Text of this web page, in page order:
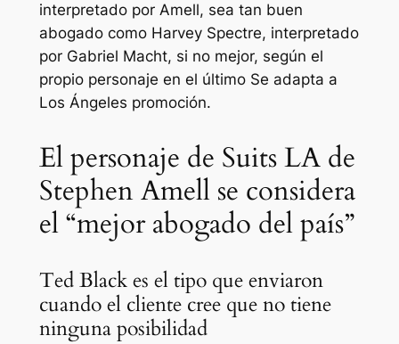
interpretado por Amell, sea tan buen
abogado como Harvey Spectre, interpretado
por Gabriel Macht, si no mejor, según el
propio personaje en el último Se adapta a
Los Ángeles promoción.
El personaje de Suits LA de
Stephen Amell se considera
el “mejor abogado del país”
Ted Black es el tipo que enviaron
cuando el cliente cree que no tiene
ninguna posibilidad